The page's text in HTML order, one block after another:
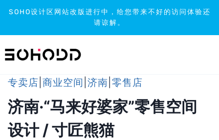
SOHO设计区网站改版进行中，给您带来不好的访问体验还
请谅解。
到
专卖店 商业空间 济南 零售店
济南·“马来好婆家”零售空间
设计 / 寸匠熊猫